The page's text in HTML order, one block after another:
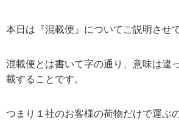
本日は『混載便』についてご説明させ
混載便とは書いて字の通り、意味は違
載することです。
つまり１社のお客様の荷物だけで運ぶ